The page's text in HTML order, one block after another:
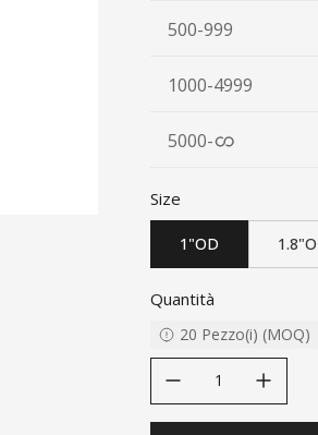
500-999
1000-4999
5000-
Size
1"OD
Quantità
20 Pezzo(i) (MOQ)